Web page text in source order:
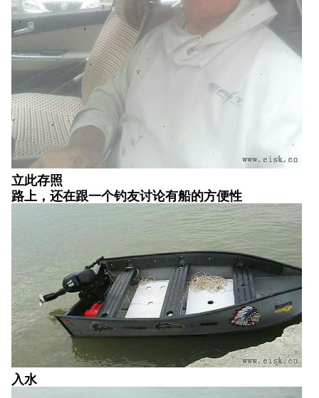
立此存照
路上，还在跟一个钓友讨论有船的方便性
入水